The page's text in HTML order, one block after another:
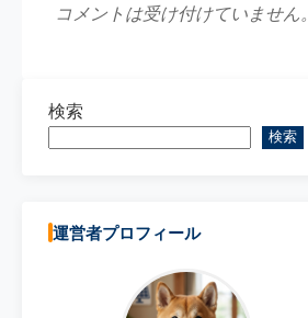
コメントは受け付けていません。
検索
検索
運営者プロフィール